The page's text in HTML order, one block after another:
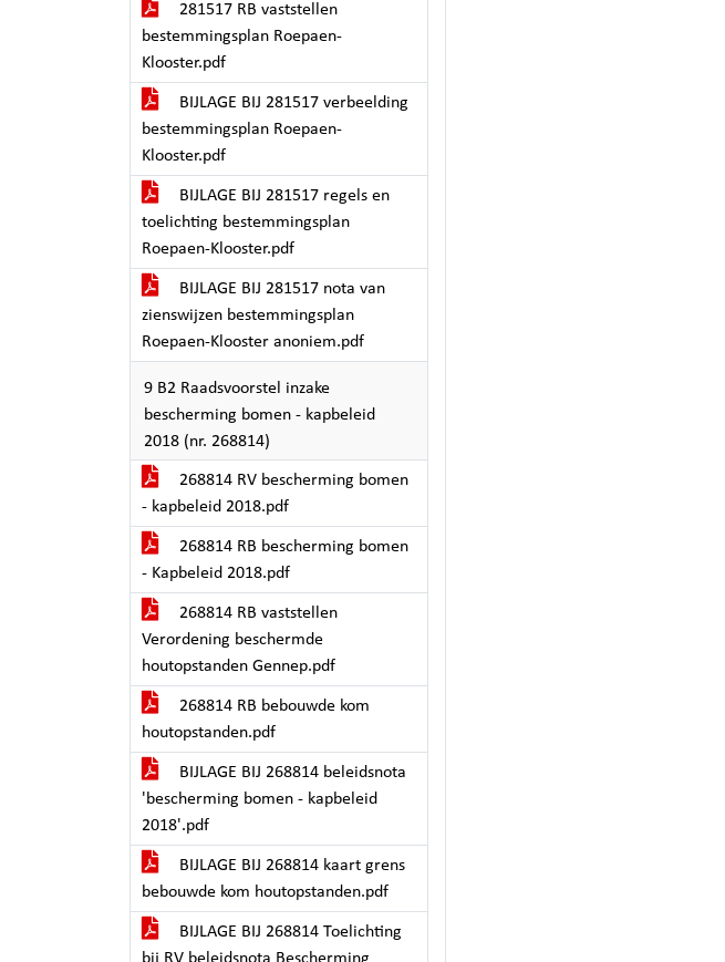
281517 RB vaststellen
bestemmingsplan Roepaen-
Klooster.pdf
BIJLAGE BIJ 281517 verbeelding
bestemmingsplan Roepaen-
Klooster.pdf
BIJLAGE BIJ 281517 regels en
toelichting bestemmingsplan
Roepaen-Klooster.pdf
BIJLAGE BIJ 281517 nota van
zienswijzen bestemmingsplan
Roepaen-Klooster anoniem.pdf
9 B2 Raadsvoorstel inzake
bescherming bomen - kapbeleid
2018 (nr. 268814)
268814 RV bescherming bomen
- kapbeleid 2018.pdf
268814 RB bescherming bomen
- Kapbeleid 2018.pdf
268814 RB vaststellen
Verordening beschermde
houtopstanden Gennep.pdf
268814 RB bebouwde kom
houtopstanden.pdf
BIJLAGE BIJ 268814 beleidsnota
'bescherming bomen - kapbeleid
2018'.pdf
BIJLAGE BIJ 268814 kaart grens
bebouwde kom houtopstanden.pdf
BIJLAGE BIJ 268814 Toelichting